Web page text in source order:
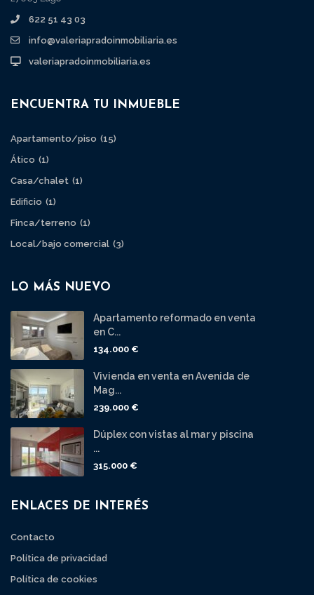
622 51 43 03
info@valeriapradoinmobiliaria.es
valeriapradoinmobiliaria.es
ENCUENTRA TU INMUEBLE
Apartamento/piso (15)
Ático (1)
Casa/chalet (1)
Edificio (1)
Finca/terreno (1)
Local/bajo comercial (3)
LO MÁS NUEVO
Apartamento reformado en venta
en C...
134.000 €
Vivienda en venta en Avenida de
Mag...
239.000 €
Dúplex con vistas al mar y piscina
...
315.000 €
ENLACES DE INTERÉS
Contacto
Política de privacidad
Política de cookies